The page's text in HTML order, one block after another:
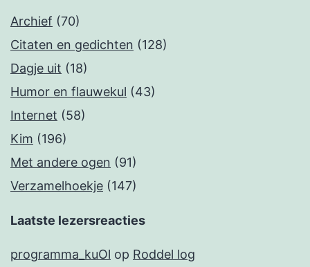
Archief (70)
Citaten en gedichten (128)
Dagje uit (18)
Humor en flauwekul (43)
Internet (58)
Kim (196)
Met andere ogen (91)
Verzamelhoekje (147)
Laatste lezersreacties
programma_kuOl op Roddel log